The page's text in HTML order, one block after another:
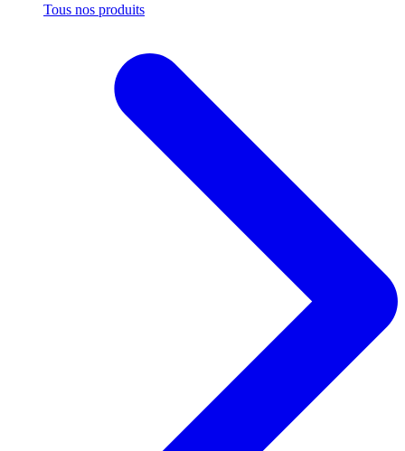
Tous nos produits